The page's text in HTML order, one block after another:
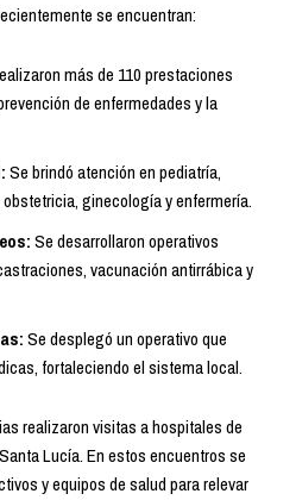
se encuentran:
más de 110 prestaciones
de enfermedades y la
Se brindó atención en pediatría,
ginecología y enfermería.
Se desarrollaron operativos
vacunación antirrábica y
Se desplegó un operativo que
fortaleciendo el sistema local.
realizaron visitas a hospitales de
Lucía. En estos encuentros se
y equipos de salud para relevar